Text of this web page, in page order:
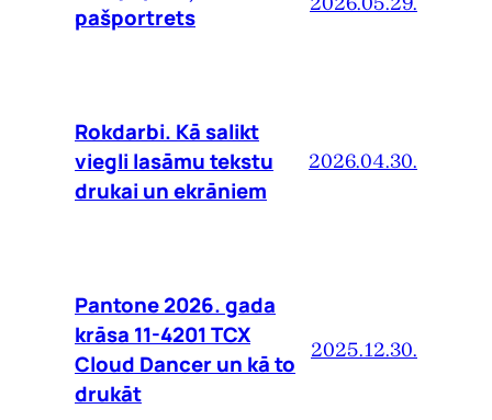
pašportrets
Rokdarbi. Kā salikt
viegli lasāmu tekstu
drukai un ekrāniem
2026.04.30.
Pantone 2026. gada
krāsa 11-4201 TCX
Cloud Dancer un kā to
drukāt
2025.12.30.